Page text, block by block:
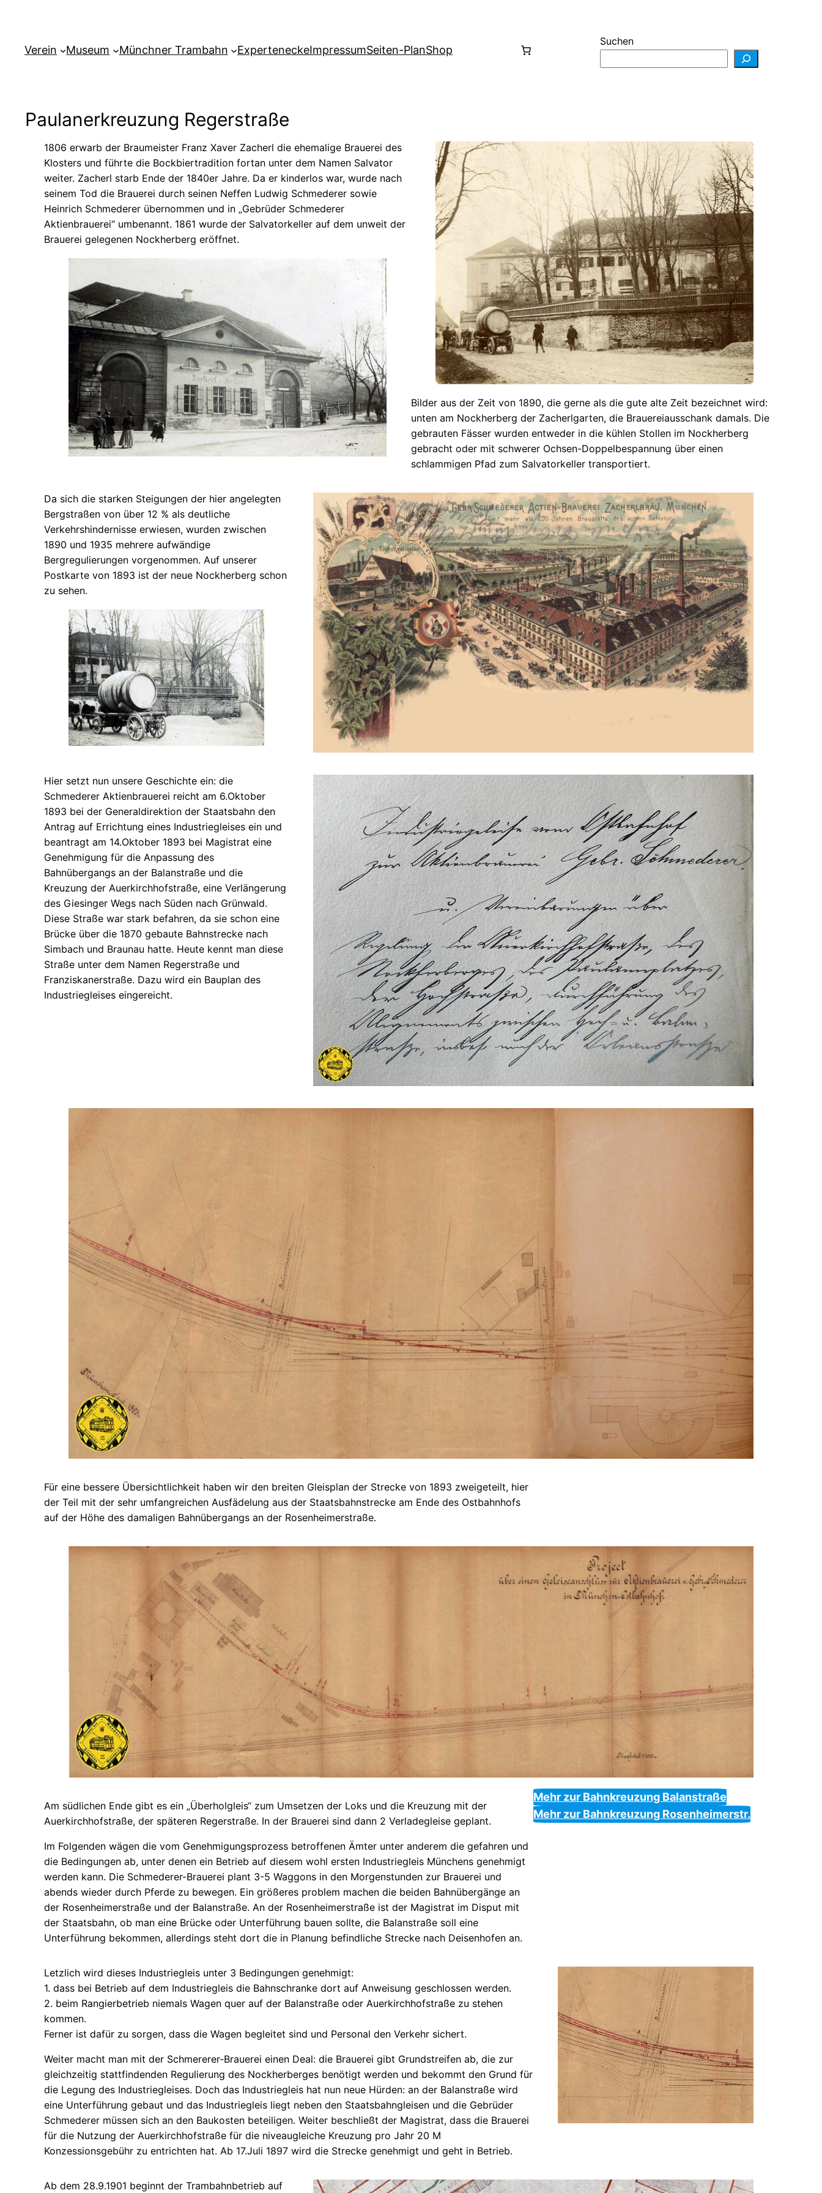
Verein Museum Münchner Trambahn ExperteneckeImpressumSeiten-PlanShop
Suchen
Paulanerkreuzung Regerstraße
1806 erwarb der Braumeister Franz Xaver Zacherl die ehemalige Brauerei des
Klosters und führte die Bockbiertradition fortan unter dem Namen Salvator
weiter. Zacherl starb Ende der 1840er Jahre. Da er kinderlos war, wurde nach
seinem Tod die Brauerei durch seinen Neffen Ludwig Schmederer sowie
Heinrich Schmederer übernommen und in „Gebrüder Schmederer
Aktienbrauerei“ umbenannt. 1861 wurde der Salvatorkeller auf dem unweit der
Brauerei gelegenen Nockherberg eröffnet.
Bilder aus der Zeit von 1890, die gerne als die gute alte Zeit bezeichnet wird:
unten am Nockherberg der Zacherlgarten, die Brauereiausschank damals. Die
gebrauten Fässer wurden entweder in die kühlen Stollen im Nockherberg
gebracht oder mit schwerer Ochsen-Doppelbespannung über einen
schlammigen Pfad zum Salvatorkeller transportiert.
Da sich die starken Steigungen der hier angelegten
Bergstraßen von über 12 % als deutliche
Verkehrshindernisse erwiesen, wurden zwischen
1890 und 1935 mehrere aufwändige
Bergregulierungen vorgenommen. Auf unserer
Postkarte von 1893 ist der neue Nockherberg schon
zu sehen.
Hier setzt nun unsere Geschichte ein: die
Schmederer Aktienbrauerei reicht am 6.Oktober
1893 bei der Generaldirektion der Staatsbahn den
Antrag auf Errichtung eines Industriegleises ein und
beantragt am 14.Oktober 1893 bei Magistrat eine
Genehmigung für die Anpassung des
Bahnübergangs an der Balanstraße und die
Kreuzung der Auerkirchhofstraße, eine Verlängerung
des Giesinger Wegs nach Süden nach Grünwald.
Diese Straße war stark befahren, da sie schon eine
Brücke über die 1870 gebaute Bahnstrecke nach
Simbach und Braunau hatte. Heute kennt man diese
Straße unter dem Namen Regerstraße und
Franziskanerstraße. Dazu wird ein Bauplan des
Industriegleises eingereicht.
Für eine bessere Übersichtlichkeit haben wir den breiten Gleisplan der Strecke von 1893 zweigeteilt, hier
der Teil mit der sehr umfangreichen Ausfädelung aus der Staatsbahnstrecke am Ende des Ostbahnhofs
auf der Höhe des damaligen Bahnübergangs an der Rosenheimerstraße.
Am südlichen Ende gibt es ein „Überholgleis“ zum Umsetzen der Loks und die Kreuzung mit der
Auerkirchhofstraße, der späteren Regerstraße. In der Brauerei sind dann 2 Verladegleise geplant.
Im Folgenden wägen die vom Genehmigungsprozess betroffenen Ämter unter anderem die gefahren und
die Bedingungen ab, unter denen ein Betrieb auf diesem wohl ersten Industriegleis Münchens genehmigt
werden kann. Die Schmederer-Brauerei plant 3-5 Waggons in den Morgenstunden zur Brauerei und
abends wieder durch Pferde zu bewegen. Ein größeres problem machen die beiden Bahnübergänge an
der Rosenheimerstraße und der Balanstraße. An der Rosenheimerstraße ist der Magistrat im Disput mit
der Staatsbahn, ob man eine Brücke oder Unterführung bauen sollte, die Balanstraße soll eine
Unterführung bekommen, allerdings steht dort die in Planung befindliche Strecke nach Deisenhofen an.
Mehr zur Bahnkreuzung Balanstraße
Mehr zur Bahnkreuzung Rosenheimerstr.
Letzlich wird dieses Industriegleis unter 3 Bedingungen genehmigt:
1. dass bei Betrieb auf dem Industriegleis die Bahnschranke dort auf Anweisung geschlossen werden.
2. beim Rangierbetrieb niemals Wagen quer auf der Balanstraße oder Auerkirchhofstraße zu stehen
kommen.
Ferner ist dafür zu sorgen, dass die Wagen begleitet sind und Personal den Verkehr sichert.
Weiter macht man mit der Schmererer-Brauerei einen Deal: die Brauerei gibt Grundstreifen ab, die zur
gleichzeitig stattfindenden Regulierung des Nockherberges benötigt werden und bekommt den Grund für
die Legung des Industriegleises. Doch das Industriegleis hat nun neue Hürden: an der Balanstraße wird
eine Unterführung gebaut und das Industriegleis liegt neben den Staatsbahngleisen und die Gebrüder
Schmederer müssen sich an den Baukosten beteiligen. Weiter beschließt der Magistrat, dass die Brauerei
für die Nutzung der Auerkirchhofstraße für die niveaugleiche Kreuzung pro Jahr 20 M
Konzessionsgebühr zu entrichten hat. Ab 17.Juli 1897 wird die Strecke genehmigt und geht in Betrieb.
Ab dem 28.9.1901 beginnt der Trambahnbetrieb auf